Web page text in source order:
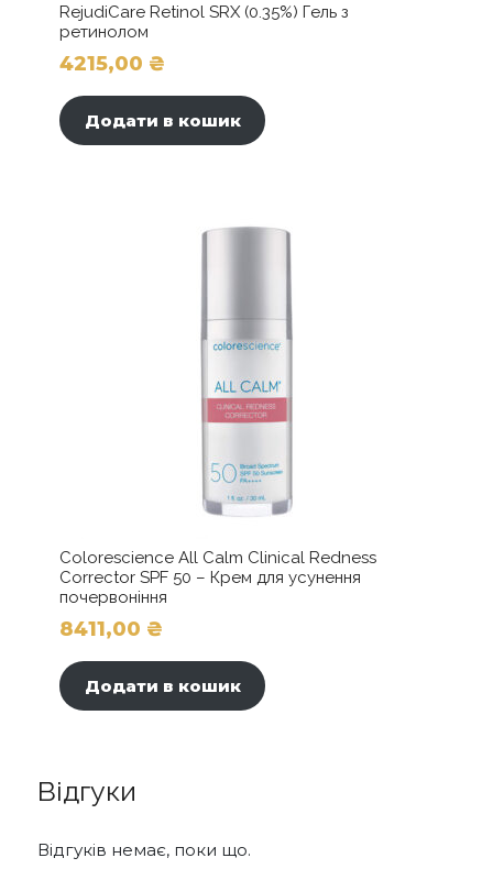
RejudiCare Retinol SRX (0.35%) Гель з
ретинолом
4215,00 ₴
Додати в кошик
Colorescience All Calm Clinical Redness
Corrector SPF 50 – Крем для усунення
почервоніння
8411,00 ₴
Додати в кошик
Відгуки
Відгуків немає, поки що.